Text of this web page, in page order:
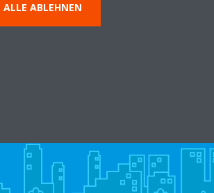
ALLE ABLEHNEN